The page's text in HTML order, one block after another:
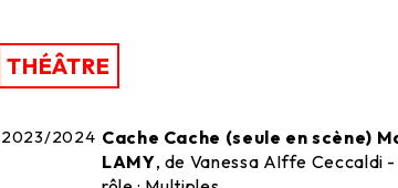
THÉÂTRE
2023/2024 Cache Cache (seule en scène)
LAMY, de Vanessa AIffe Ceccaldi